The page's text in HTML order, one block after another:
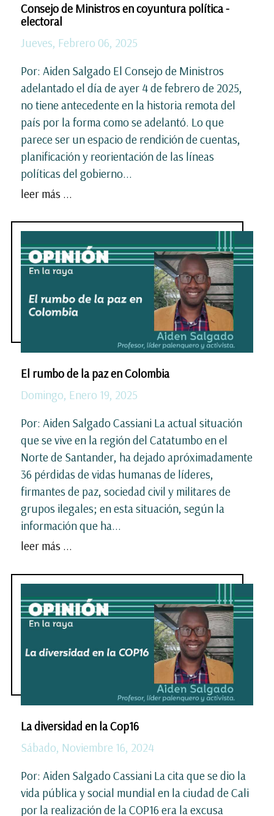
Consejo de Ministros en coyuntura política -
electoral
Jueves, Febrero 06, 2025
Por: Aiden Salgado El Consejo de Ministros
adelantado el día de ayer 4 de febrero de 2025,
no tiene antecedente en la historia remota del
país por la forma como se adelantó. Lo que
parece ser un espacio de rendición de cuentas,
planificación y reorientación de las líneas
políticas del gobierno...
leer más ...
El rumbo de la paz en Colombia
Domingo, Enero 19, 2025
Por: Aiden Salgado Cassiani La actual situación
que se vive en la región del Catatumbo en el
Norte de Santander, ha dejado apróximadamente
36 pérdidas de vidas humanas de líderes,
firmantes de paz, sociedad civil y militares de
grupos ilegales; en esta situación, según la
información que ha...
leer más ...
La diversidad en la Cop16
Sábado, Noviembre 16, 2024
Por: Aiden Salgado Cassiani La cita que se dio la
vida pública y social mundial en la ciudad de Cali
por la realización de la COP16 era la excusa